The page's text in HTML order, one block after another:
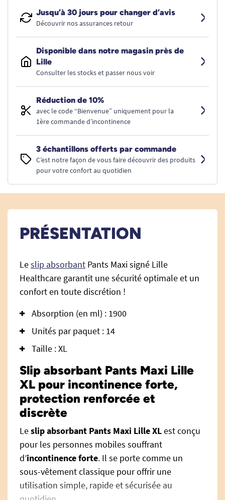
Jusqu’à 30 jours pour changer d’avis
Découvrir nos assurances retour
Disponible dans notre magasin près de
Lille
Consulter les stocks et passer nous voir
Réduction de 10%
avec le code “Bienvenue” uniquement pour la
1ère commande d’incontinence
3 échantillons offerts par commande
C’est notre façon de vous faire découvrir des produits
pour votre confort au quotidien
PRÉSENTATION
Leslip absorbant Pants Maxi signé Lille
Healthcare garantit une sécurité optimale et un
confort en toute discrétion !
Absorption (en ml) : 1900
Unités par paquet : 14
Taille : XL
Slip absorbant Pants Maxi Lille
XL pour incontinence forte,
protection renforcée et
discrète
Leslip absorbant Pants Maxi Lille XLest conçu
pour les personnes mobiles souffrant
d’incontinence forte. Il se porte comme un
sous-vêtement classique pour offrir une
utilisation simple, rapide et sécurisée au